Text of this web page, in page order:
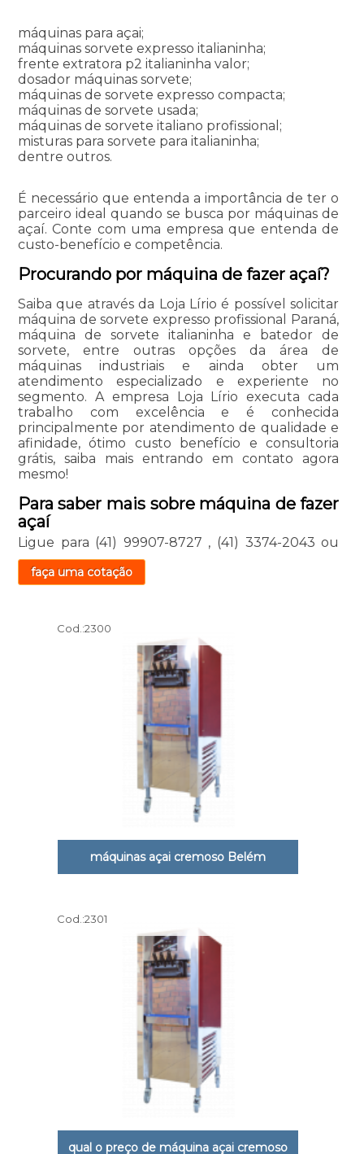
máquinas para açai;
máquinas sorvete expresso italianinha;
frente extratora p2 italianinha valor;
dosador máquinas sorvete;
máquinas de sorvete expresso compacta;
máquinas de sorvete usada;
máquinas de sorvete italiano profissional;
misturas para sorvete para italianinha;
dentre outros.
É necessário que entenda a importância de ter o
parceiro ideal quando se busca por máquinas de
açaí. Conte com uma empresa que entenda de
custo-benefício e competência.
Procurando por máquina de fazer açaí?
Saiba que através da Loja Lírio é possível solicitar
máquina de sorvete expresso profissional Paraná,
máquina de sorvete italianinha e batedor de
sorvete, entre outras opções da área de
máquinas industriais e ainda obter um
atendimento especializado e experiente no
segmento. A empresa Loja Lírio executa cada
trabalho com excelência e é conhecida
principalmente por atendimento de qualidade e
afinidade, ótimo custo benefício e consultoria
grátis, saiba mais entrando em contato agora
mesmo!
Para saber mais sobre máquina de fazer
açaí
Ligue para (41) 99907-8727 , (41) 3374-2043 ou
faça uma cotação
Cod.:2300
máquinas açai cremoso Belém
Cod.:2301
qual o preço de máquina açai cremoso